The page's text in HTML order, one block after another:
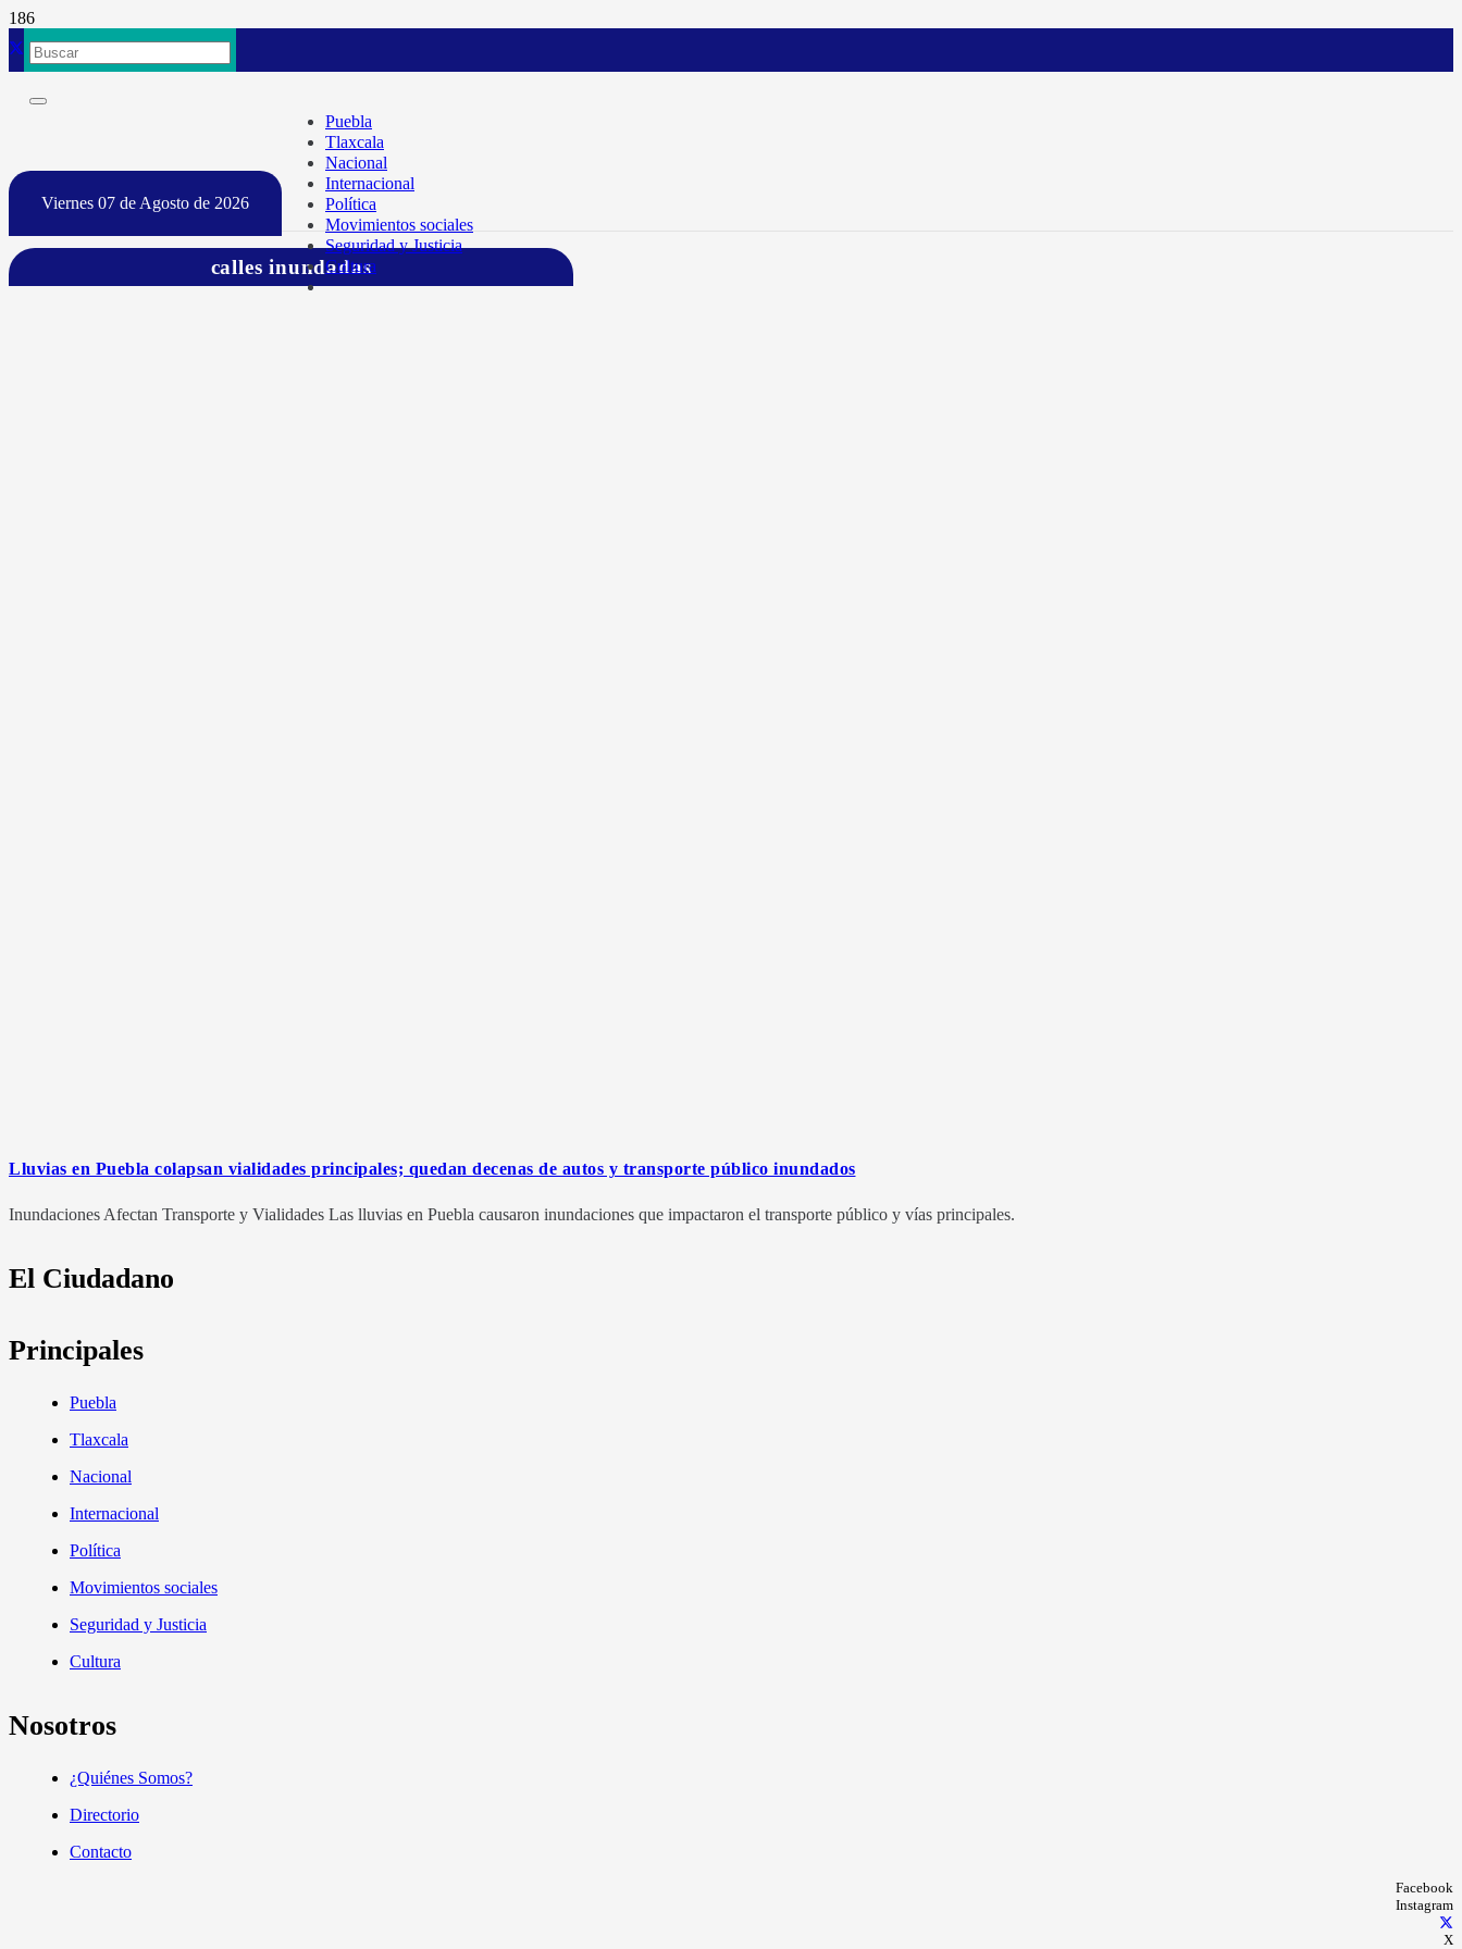
Viernes 07 de Agosto de 2026
Puebla
Tlaxcala
Nacional
Internacional
Política
Movimientos sociales
Seguridad y Justicia
Cultura
calles inundadas
Lluvias en Puebla colapsan vialidades principales; quedan decenas de autos y transporte público inundados
Inundaciones Afectan Transporte y Vialidades Las lluvias en Puebla causaron inundaciones que impactaron el transporte público y vías principales.
El Ciudadano
Principales
Puebla
Tlaxcala
Nacional
Internacional
Política
Movimientos sociales
Seguridad y Justicia
Cultura
Nosotros
¿Quiénes Somos?
Directorio
Contacto
Facebook
Instagram
X